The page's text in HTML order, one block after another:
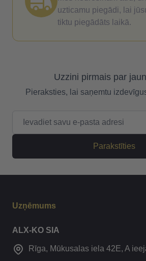
uzticamu piegādi, lai
tiktu piegādāts laikā.
Uzzini pirmais par
Pieraksties, lai saņemtu
Parakstīties
Uzņēmums
ALX-KO SIA
Rīga, Mūkusalas iela 42E, A